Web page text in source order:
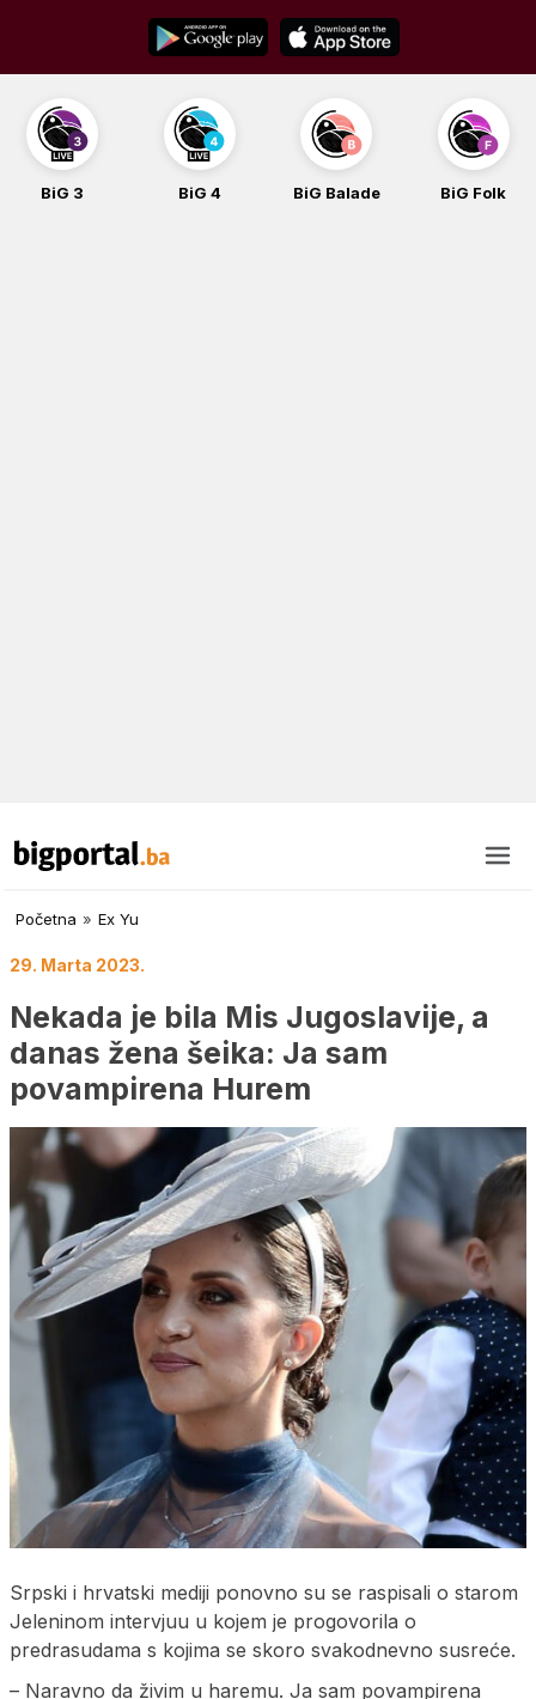
content
BiG 3 BiG 4 BiG Balade BiG Folk
Početna » Ex Yu
29. Marta 2023.
Nekada je bila Mis Jugoslavije, a
danas žena šeika: Ja sam
povampirena Hurem
Srpski i hrvatski mediji ponovno su se raspisali o starom
Jeleninom intervjuu u kojem je progovorila o
predrasudama s kojima se skoro svakodnevno susreće.
– Naravno da živim u haremu. Ja sam povampirena